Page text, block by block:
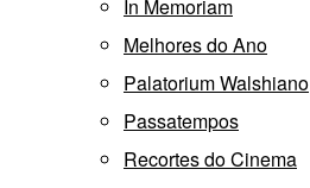
In Memoriam
Melhores do Ano
Palatorium Walshiano
Passatempos
Recortes do Cinema